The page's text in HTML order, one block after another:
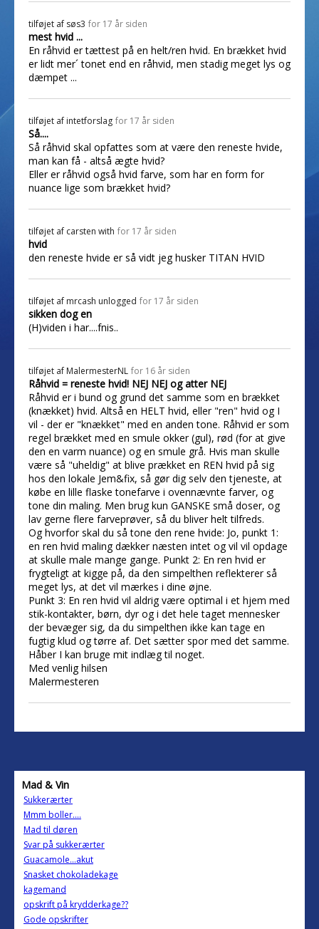
tilføjet af søs3 for 17 år siden
mest hvid ...
En råhvid er tættest på en helt/ren hvid. En brækket hvid
er lidt mer´ tonet end en råhvid, men stadig meget lys og
dæmpet ...
tilføjet af intetforslag for 17 år siden
Så....
Så råhvid skal opfattes som at være den reneste hvide,
man kan få - altså ægte hvid?
Eller er råhvid også hvid farve, som har en form for
nuance lige som brækket hvid?
tilføjet af carsten with for 17 år siden
hvid
den reneste hvide er så vidt jeg husker TITAN HVID
tilføjet af mrcash unlogged for 17 år siden
sikken dog en
(H)viden i har....fnis..
tilføjet af MalermesterNL for 16 år siden
Råhvid = reneste hvid! NEJ NEJ og atter NEJ
Råhvid er i bund og grund det samme som en brækket
(knækket) hvid. Altså en HELT hvid, eller "ren" hvid og I
vil - der er "knækket" med en anden tone. Råhvid er som
regel brækket med en smule okker (gul), rød (for at give
den en varm nuance) og en smule grå. Hvis man skulle
være så "uheldig" at blive prækket en REN hvid på sig
hos den lokale Jem&fix, så gør dig selv den tjeneste, at
købe en lille flaske tonefarve i ovennævnte farver, og
tone din maling. Men brug kun GANSKE små doser, og
lav gerne flere farveprøver, så du bliver helt tilfreds.
Og hvorfor skal du så tone den rene hvide: Jo, punkt 1:
en ren hvid maling dækker næsten intet og vil vil opdage
at skulle male mange gange. Punkt 2: En ren hvid er
frygteligt at kigge på, da den simpelthen reflekterer så
meget lys, at det vil mærkes i dine øjne.
Punkt 3: En ren hvid vil aldrig være optimal i et hjem med
stik-kontakter, børn, dyr og i det hele taget mennesker
der bevæger sig, da du simpelthen ikke kan tage en
fugtig klud og tørre af. Det sætter spor med det samme.
Håber I kan bruge mit indlæg til noget.
Med venlig hilsen
Malermesteren
Mad & Vin
Sukkerærter
Mmm boller....
Mad til døren
Svar på sukkerærter
Guacamole...akut
Snasket chokoladekage
kagemand
opskrift på krydderkage??
Gode opskrifter